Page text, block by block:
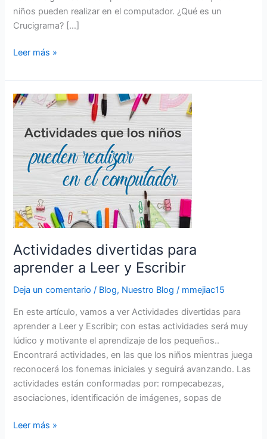
niños pueden realizar en el computador. ¿Qué es un
Crucigrama? […]
Leer más »
Actividades divertidas para
aprender a Leer y Escribir
Deja un comentario / Blog, Nuestro Blog / mmejiac15
En este artículo, vamos a ver Actividades divertidas para
aprender a Leer y Escribir; con estas actividades será muy
lúdico y motivante el aprendizaje de los pequeños..
Encontrará actividades, en las que los niños mientras juega
reconocerá los fonemas iniciales y seguirá avanzando. Las
actividades están conformadas por: rompecabezas,
asociaciones, identificación de imágenes, sopas de
Actividades
divertidas
para
a
Leer
Escribir
Leer más »